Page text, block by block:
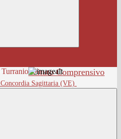
Istituto Comprensivo
Concordia Sagittaria (VE)